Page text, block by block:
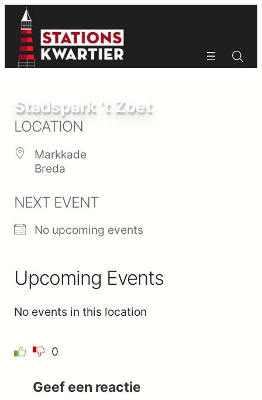
naar
inhoud
Stadspark ’t Zoet
LOCATION
Markkade
Breda
NEXT EVENT
No upcoming events
Upcoming Events
No events in this location
0
Geef een reactie